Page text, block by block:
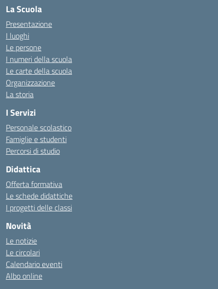
La Scuola
Presentazione
I luoghi
Le persone
I numeri della scuola
Le carte della scuola
Organizzazione
La storia
I Servizi
Personale scolastico
Famiglie e studenti
Percorsi di studio
Didattica
Offerta formativa
Le schede didattiche
I progetti delle classi
Novità
Le notizie
Le circolari
Calendario eventi
Albo online